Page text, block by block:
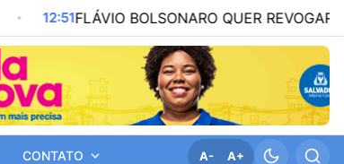
FLÁVIO BOLSONARO QUER REVOGAR IMPOSTO
CONTATO A- A+